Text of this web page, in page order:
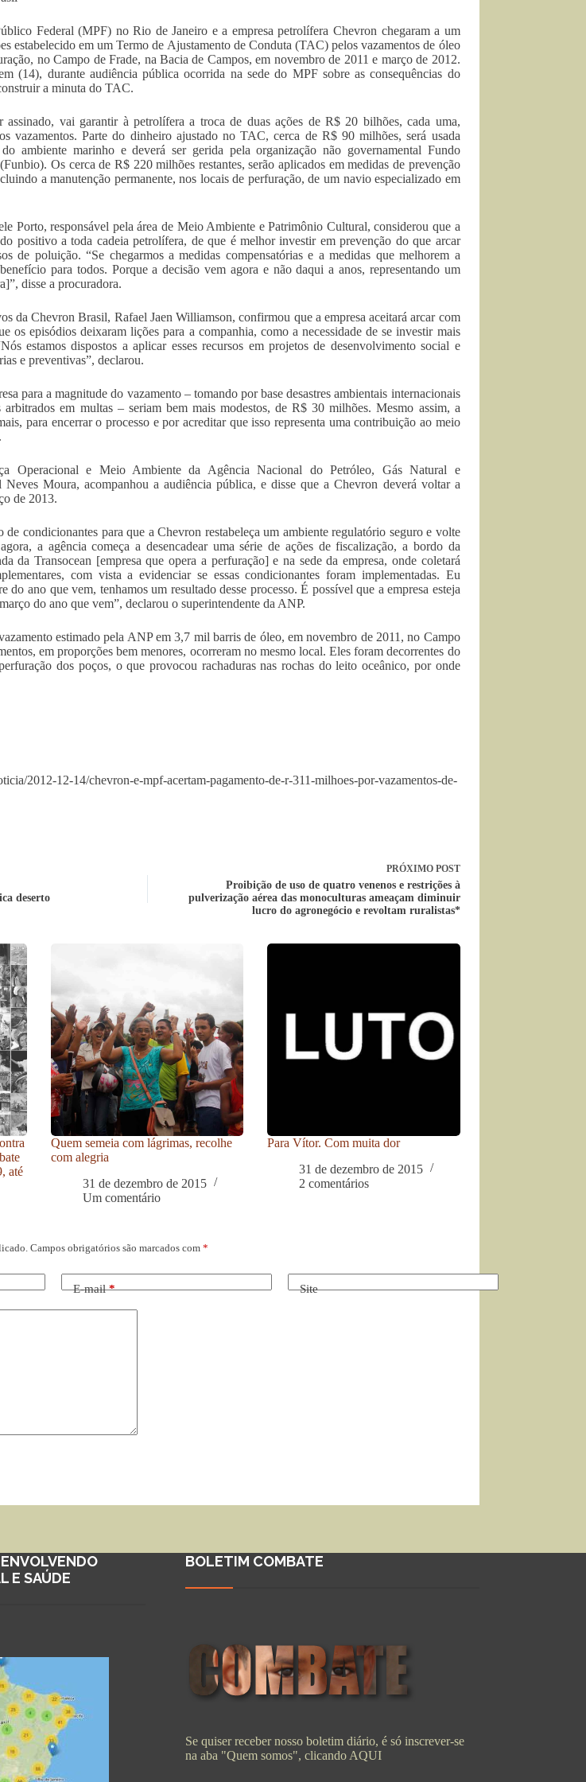
Federal (MPF) no Rio de Janeiro e a empresa petrolífera Chevron chegaram a um
estabelecido em um Termo de Ajustamento de Conduta (TAC) pelos vazamentos de óleo
no Campo de Frade, na Bacia de Campos, em novembro de 2011 e março de 2012.
(14), durante audiência pública ocorrida na sede do MPF sobre as consequências do
a minuta do TAC.
assinado, vai garantir à petrolífera a troca de duas ações de R$ 20 bilhões, cada uma,
vazamentos. Parte do dinheiro ajustado no TAC, cerca de R$ 90 milhões, será usada
ambiente marinho e deverá ser gerida pela organização não governamental Fundo
Os cerca de R$ 220 milhões restantes, serão aplicados em medidas de prevenção
a manutenção permanente, nos locais de perfuração, de um navio especializado em
Porto, responsável pela área de Meio Ambiente e Patrimônio Cultural, considerou que a
positivo a toda cadeia petrolífera, de que é melhor investir em prevenção do que arcar
de poluição. “Se chegarmos a medidas compensatórias e a medidas que melhorem a
para todos. Porque a decisão vem agora e não daqui a anos, representando um
disse a procuradora.
da Chevron Brasil, Rafael Jaen Williamson, confirmou que a empresa aceitará arcar com
os episódios deixaram lições para a companhia, como a necessidade de se investir mais
estamos dispostos a aplicar esses recursos em projetos de desenvolvimento social e
e preventivas”, declarou.
para a magnitude do vazamento – tomando por base desastres ambientais internacionais
arbitrados em multas – seriam bem mais modestos, de R$ 30 milhões. Mesmo assim, a
para encerrar o processo e por acreditar que isso representa uma contribuição ao meio
Operacional e Meio Ambiente da Agência Nacional do Petróleo, Gás Natural e
Moura, acompanhou a audiência pública, e disse que a Chevron deverá voltar a
de 2013.
de condicionantes para que a Chevron restabeleça um ambiente regulatório seguro e volte
a agência começa a desencadear uma série de ações de fiscalização, a bordo da
da Transocean [empresa que opera a perfuração] e na sede da empresa, onde coletará
com vista a evidenciar se essas condicionantes foram implementadas. Eu
do ano que vem, tenhamos um resultado desse processo. É possível que a empresa esteja
do ano que vem”, declarou o superintendente da ANP.
estimado pela ANP em 3,7 mil barris de óleo, em novembro de 2011, no Campo
em proporções bem menores, ocorreram no mesmo local. Eles foram decorrentes do
dos poços, o que provocou rachaduras nas rochas do leito oceânico, por onde
2012-12-14/chevron-e-mpf-acertam-pagamento-de-r-311-milhoes-por-vazamentos-de-
deserto
PRÓXIMO POST
Proibição de uso de quatro venenos e restrições à
pulverização aérea das monoculturas ameaçam diminuir
lucro do agronegócio e revoltam ruralistas*
até
Quem semeia com lágrimas, recolhe
com alegria
31 de dezembro de 2015
Um comentário
Para Vítor. Com muita dor
31 de dezembro de 2015
2 comentários
Campos obrigatórios são marcados com *
E-mail* Site
E SAÚDE
BOLETIM COMBATE
Se quiser receber nosso boletim diário, é só inscrever-se
na aba "Quem somos", clicando AQUI